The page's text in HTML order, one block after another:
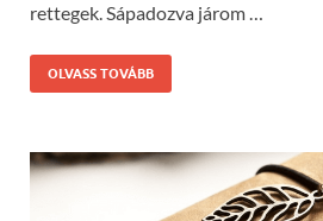
rettegek. Sápadozva járom …
OLVASS TOVÁBB